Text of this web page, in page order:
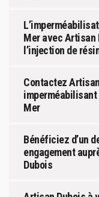
Mer avec Artisan
l’injection de
Contactez
imperméabilisant
Mer
Bénéficiez d’un
engagement
Dubois